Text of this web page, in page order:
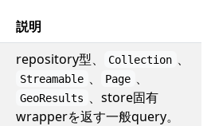
説明
repository型、 Collection 、
Streamable 、 Page 、
GeoResults 、store固有
wrapperを返す一般query。